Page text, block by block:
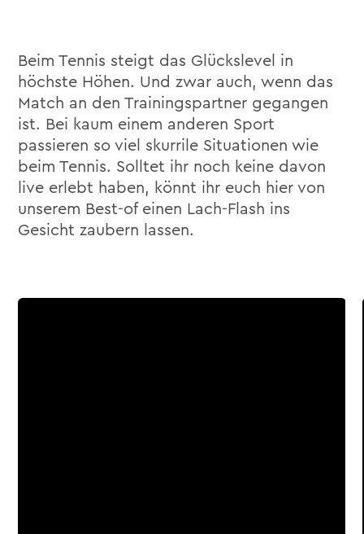
Beim Tennis steigt das Glückslevel in
höchste Höhen. Und zwar auch, wenn das
Match an den Trainingspartner gegangen
ist. Bei kaum einem anderen Sport
passieren so viel skurrile Situationen wie
beim Tennis. Solltet ihr noch keine davon
live erlebt haben, könnt ihr euch hier von
unserem Best-of einen Lach-Flash ins
Gesicht zaubern lassen.